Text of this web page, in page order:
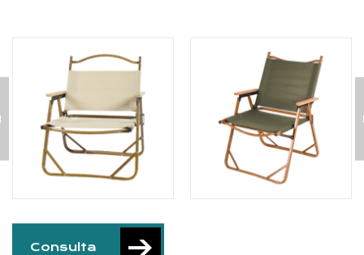
Silla plegable de
campamento para
picnic y pesca al aire
libre